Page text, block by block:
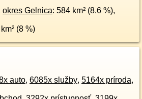
okres Gelnica: 584 km² (8.6 %),
(8 %)
auto, 6085x služby, 5164x príroda,